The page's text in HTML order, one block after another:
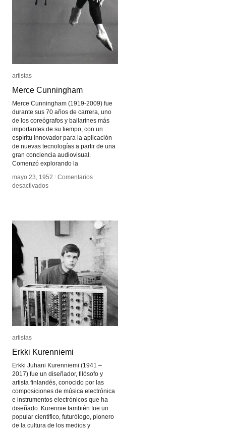
artistas
Merce Cunningham
Merce Cunningham (1919-2009) fue
durante sus 70 años de carrera, uno
de los coreógrafos y bailarines más
importantes de su tiempo, con un
espíritu innovador para la aplicación
de nuevas tecnologías a partir de una
gran conciencia audiovisual.
Comenzó explorando la
mayo 23, 1952 / Comentarios
desactivadosen
artistas
Merce Cunningham
mayo 23, 1952 / Comentarios
desactivadosen
artistas
Erkki Kurenniemi
Erkki Juhani Kurenniemi (1941 –
2017) fue un diseñador, filósofo y
artista finlandés, conocido por las
composiciones de música electrónica
e instrumentos electrónicos que ha
diseñado. Kurennie también fue un
popular científico, futurólogo, pionero
de la cultura de los medios y
artistas
Erkki Kurenniemi